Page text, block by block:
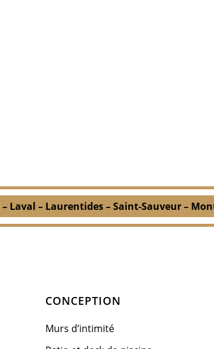
Laval – Laurentides – Saint-Sauveur –
CONCEPTION
Murs d’intimité